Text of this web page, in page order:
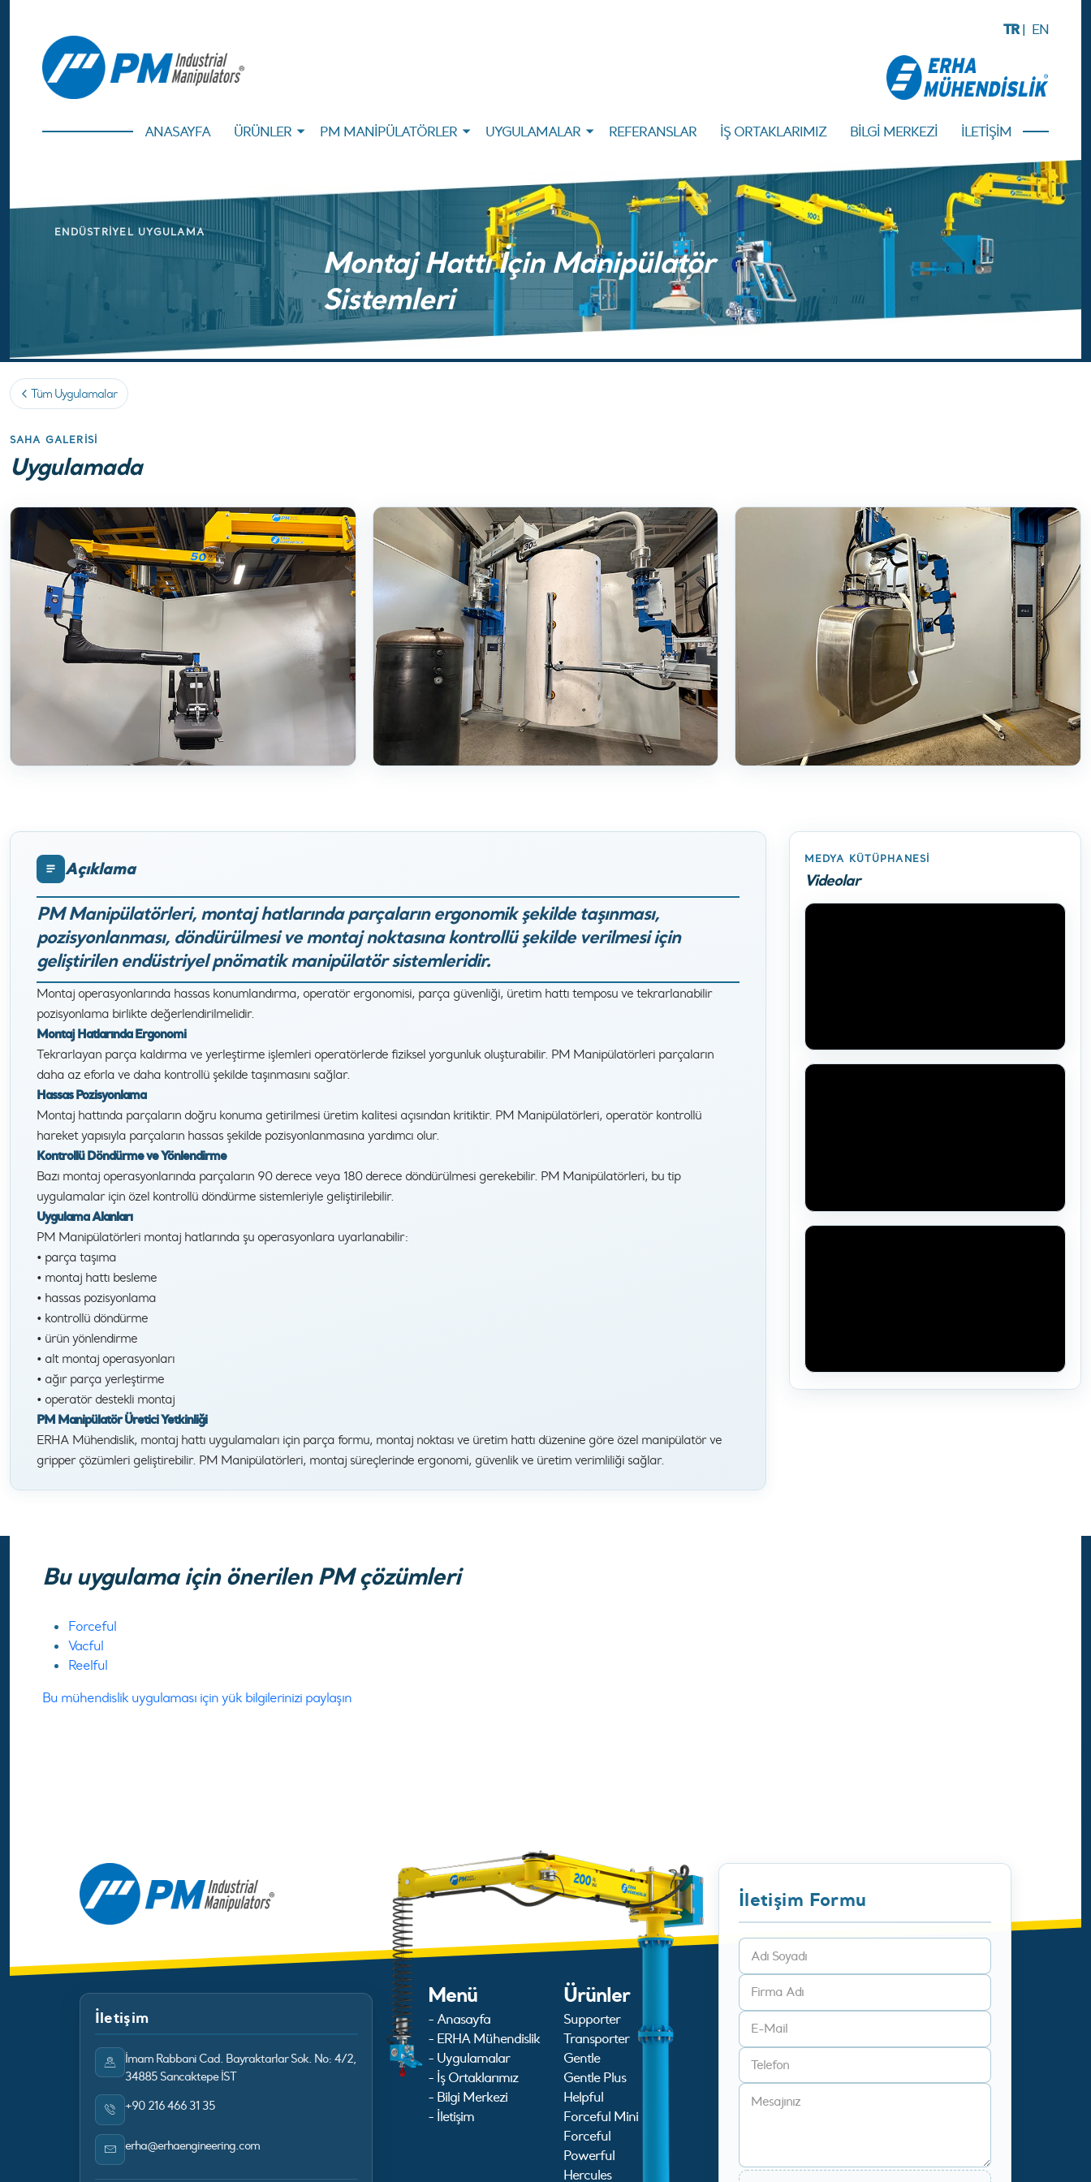
TR| EN
ANASAYFA ÜRÜNLER PM MANİPÜLATÖRLER UYGULAMALAR REFERANSLAR İŞ ORTAKLARIMIZ BİLGİ MERKEZİ İLETİŞİM
ENDÜSTRIYEL UYGULAMA
Montaj Hattı İçin Manipülatör
Sistemleri
Tüm Uygulamalar
SAHA GALERISI
Uygulamada
Açıklama
PM Manipülatörleri, montaj hatlarında parçaların ergonomik şekilde taşınması,
pozisyonlanması, döndürülmesi ve montaj noktasına kontrollü şekilde verilmesi için
geliştirilen endüstriyel pnömatik manipülatör sistemleridir.
Montaj operasyonlarında hassas konumlandırma, operatör ergonomisi, parça güvenliği, üretim hattı temposu ve tekrarlanabilir
pozisyonlama birlikte değerlendirilmelidir.
Montaj Hatlarında Ergonomi
Tekrarlayan parça kaldırma ve yerleştirme işlemleri operatörlerde fiziksel yorgunluk oluşturabilir. PM Manipülatörleri parçaların
daha az eforla ve daha kontrollü şekilde taşınmasını sağlar.
Hassas Pozisyonlama
Montaj hattında parçaların doğru konuma getirilmesi üretim kalitesi açısından kritiktir. PM Manipülatörleri, operatör kontrollü
hareket yapısıyla parçaların hassas şekilde pozisyonlanmasına yardımcı olur.
Kontrollü Döndürme ve Yönlendirme
Bazı montaj operasyonlarında parçaların 90 derece veya 180 derece döndürülmesi gerekebilir. PM Manipülatörleri, bu tip
uygulamalar için özel kontrollü döndürme sistemleriyle geliştirilebilir.
Uygulama Alanları
PM Manipülatörleri montaj hatlarında şu operasyonlara uyarlanabilir:
• parça taşıma
• montaj hattı besleme
• hassas pozisyonlama
• kontrollü döndürme
• ürün yönlendirme
• alt montaj operasyonları
• ağır parça yerleştirme
• operatör destekli montaj
PM Manipülatör Üretici Yetkinliği
ERHA Mühendislik, montaj hattı uygulamaları için parça formu, montaj noktası ve üretim hattı düzenine göre özel manipülatör ve
gripper çözümleri geliştirebilir. PM Manipülatörleri, montaj süreçlerinde ergonomi, güvenlik ve üretim verimliliği sağlar.
MEDYA KÜTÜPHANESI
Videolar
Bu uygulama için önerilen PM çözümleri
Forceful
Vacful
Reelful
Bu mühendislik uygulaması için yük bilgilerinizi paylaşın
İletişim
İmam Rabbani Cad. Bayraktarlar Sok. No: 4/2,
34885 Sancaktepe İST
+90 216 466 31 35
erha@erhaengineering.com
Menü
- Anasayfa
- ERHA Mühendislik
- Uygulamalar
- İş Ortaklarımız
- Bilgi Merkezi
- İletişim
Ürünler
Supporter
Transporter
Gentle
Gentle Plus
Helpful
Forceful Mini
Forceful
Powerful
Hercules
İletişim Formu